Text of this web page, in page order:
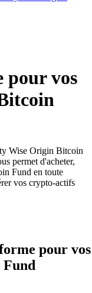
pour vos
Wise Origin Bitcoin
permet d'acheter,
Fund en toute
vos crypto-actifs
pour vos